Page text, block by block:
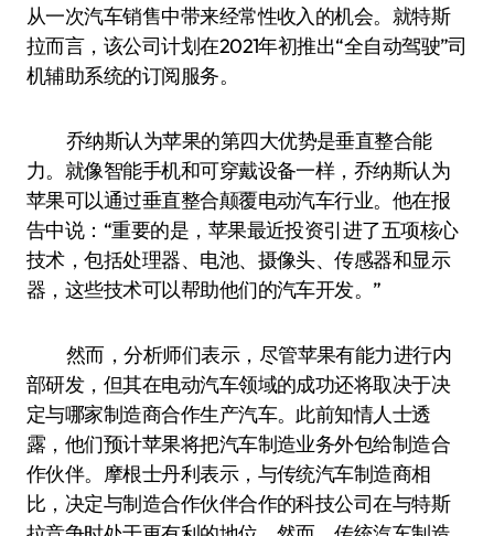
从一次汽车销售中带来经常性收入的机会。就特斯
拉而言，该公司计划在2021年初推出“全自动驾驶”司
机辅助系统的订阅服务。
乔纳斯认为苹果的第四大优势是垂直整合能
力。就像智能手机和可穿戴设备一样，乔纳斯认为
苹果可以通过垂直整合颠覆电动汽车行业。他在报
告中说：“重要的是，苹果最近投资引进了五项核心
技术，包括处理器、电池、摄像头、传感器和显示
器，这些技术可以帮助他们的汽车开发。”
然而，分析师们表示，尽管苹果有能力进行内
部研发，但其在电动汽车领域的成功还将取决于决
定与哪家制造商合作生产汽车。此前知情人士透
露，他们预计苹果将把汽车制造业务外包给制造合
作伙伴。摩根士丹利表示，与传统汽车制造商相
比，决定与制造合作伙伴合作的科技公司在与特斯